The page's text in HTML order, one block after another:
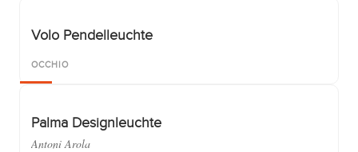
Volo Pendelleuchte
OCCHIO
Palma Designleuchte
Antoni Arola